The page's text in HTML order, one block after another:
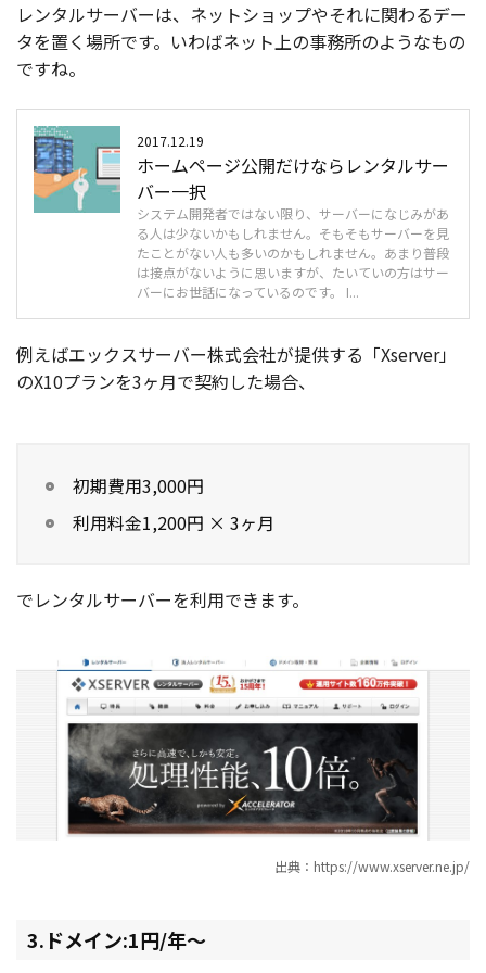
レンタルサーバーは、ネットショップやそれに関わるデー
タを置く場所です。いわばネット上の事務所のようなもの
ですね。
2017.12.19
ホームページ公開だけならレンタルサー
バー一択
システム開発者ではない限り、サーバーになじみがあ
る人は少ないかもしれません。そもそもサーバーを見
たことがない人も多いのかもしれません。あまり普段
は接点がないように思いますが、たいていの方はサー
バーにお世話になっているのです。 I...
例えばエックスサーバー株式会社が提供する「Xserver」
のX10プランを3ヶ月で契約した場合、
初期費用3,000円
利用料金1,200円 × 3ヶ月
でレンタルサーバーを利用できます。
出典：https://www.xserver.ne.jp/
3.ドメイン:1円/年〜